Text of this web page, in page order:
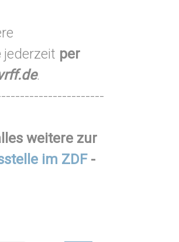
jederzeit per
.
weitere zur
im ZDF-